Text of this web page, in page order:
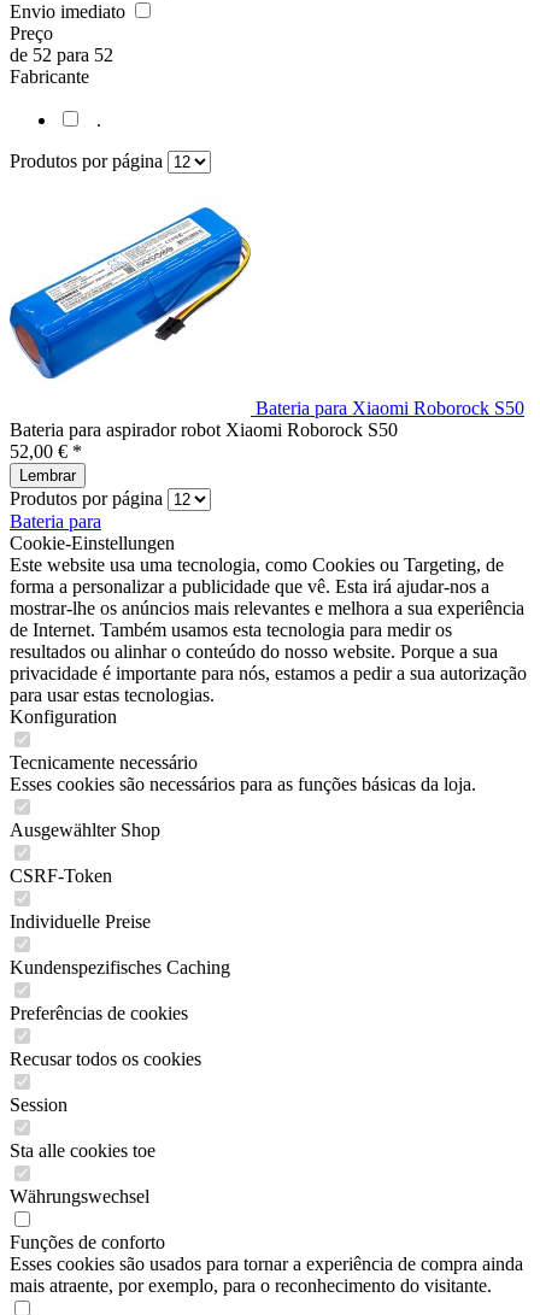
Envio imediato
Preço
de 52 para 52
Fabricante
.
Produtos por página
Bateria para Xiaomi Roborock S50
Bateria para aspirador robot Xiaomi Roborock S50
52,00 € *
Lembrar
Produtos por página
Bateria para
Cookie-Einstellungen
Este website usa uma tecnologia, como Cookies ou Targeting, de
forma a personalizar a publicidade que vê. Esta irá ajudar-nos a
mostrar-lhe os anúncios mais relevantes e melhora a sua experiência
de Internet. Também usamos esta tecnologia para medir os
resultados ou alinhar o conteúdo do nosso website. Porque a sua
privacidade é importante para nós, estamos a pedir a sua autorização
para usar estas tecnologias.
Konfiguration
Tecnicamente necessário
Esses cookies são necessários para as funções básicas da loja.
Ausgewählter Shop
CSRF-Token
Individuelle Preise
Kundenspezifisches Caching
Preferências de cookies
Recusar todos os cookies
Session
Sta alle cookies toe
Währungswechsel
Funções de conforto
Esses cookies são usados para tornar a experiência de compra ainda
mais atraente, por exemplo, para o reconhecimento do visitante.